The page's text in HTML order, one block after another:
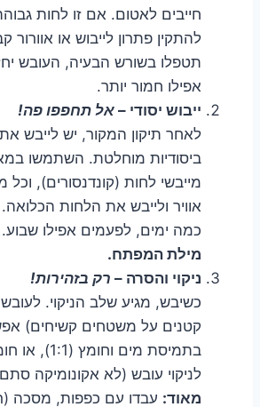
חייבים לאטום. אם זו לחות
להתקין פתרון לייבוש או
תטפלו בשורש הבעיה, העובש
אפילו חמור יותר.
ייבוש יסודי – אל תחפפו פה!
לאחר תיקון המקור, יש לייבש
ביסודיות מוחלטת. השתמשו
מייבשי לחות (קונדנסורים), וכל
אוויר ולייבש את הלחות
כמה ימים, לפעמים אפילו שבוע.
מילת המפתח.
ניקוי והסרה – רק בזהירות!
כשיבש, מגיע שלב הניקוי.
קטנים על משטחים קשיחים)
בתמיסת מים
לניקוי עובש (לא אקונומיקה
מאוד: